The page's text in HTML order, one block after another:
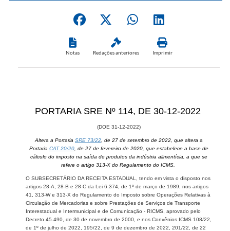
Notas Redações anteriores Imprimir
​PORTARIA SRE Nº 114, DE 30-12-2022
(DOE 31-12-2022)
Altera a Portaria SRE 73/22 , de 27 de setembro de 2022, que altera a
Portaria CAT 20/20 , de 27 de fevereiro de 2020, que estabelece a base de
cálculo do imposto na saída de produtos da indústria alimentícia, a que se
refere o artigo 313-X do Regulamento do ICMS.
O SUBSECRETÁRIO DA RECEITA ESTADUAL, tendo em vista o disposto nos
artigos 28-A, 28-B e 28-C da Lei 6.374, de 1º de março de 1989, nos artigos
41, 313-W e 313-X do Regulamento do Imposto sobre Operações Relativas à
Circulação de Mercadorias e sobre Prestações de Serviços de Transporte
Interestadual e Intermunicipal e de Comunicação - RICMS, aprovado pelo
Decreto 45.490, de 30 de novembro de 2000, e nos Convênios ICMS 108/22,
de 1º de julho de 2022, 195/22, de 9 de dezembro de 2022, 201/22, de 22